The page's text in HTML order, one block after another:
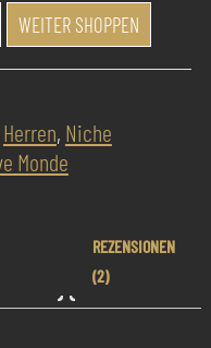
WEITER SHOPPEN
Herren, Niche
Monde
REZENSIONEN
(2)